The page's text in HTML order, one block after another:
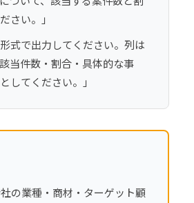
さい。」
形式で出力してください。列は
当件数・割合・具体的な事
してください。」
の業種・商材・ターゲット顧